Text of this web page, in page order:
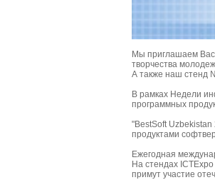
Мы приглашаем Вас
творчества
А также наш стенд
В рамках Недели
программных
"BestSoft
продуктами
Ежегодная
На стендах
примут участие